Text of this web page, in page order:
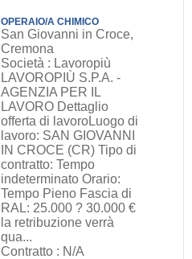
OPERAIO/A CHIMICO
San Giovanni in Croce,
Cremona
Società : Lavoropiù
LAVOROPIÙ S.P.A. -
AGENZIA PER IL
LAVORO Dettaglio
offerta di lavoroLuogo di
lavoro: SAN GIOVANNI
IN CROCE (CR) Tipo di
contratto: Tempo
indeterminato Orario:
Tempo Pieno Fascia di
RAL: 25.000 ? 30.000 €
la retribuzione verrà
qua...
Contratto : N/A